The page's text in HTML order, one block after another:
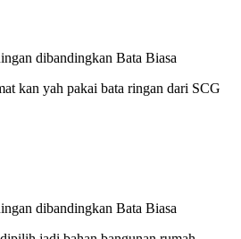
dibandingkan Bata Biasa
kan yah pakai bata ringan dari SCG
dibandingkan Bata Biasa